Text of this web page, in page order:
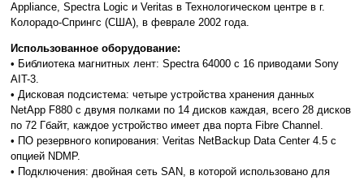
Appliance, Spectra Logic и Veritas в Технологическом центре в г.
Колорадо-Спрингс (США), в феврале 2002 года.
Использованное оборудование:
• Библиотека магнитных лент: Spectra 64000 c 16 приводами Sony
AIT-3.
• Дисковая подсистема: четыре устройства хранения данных
NetApp F880 с двумя полками по 14 дисков каждая, всего 28 дисков
по 72 Гбайт, каждое устройство имеет два порта Fibre Channel.
• ПО резервного копирования: Veritas NetBackup Data Center 4.5 с
опцией NDMP.
• Подключения: двойная сеть SAN, в которой использовано для